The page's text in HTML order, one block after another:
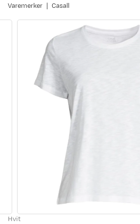
Varemerker Casall
Hvit